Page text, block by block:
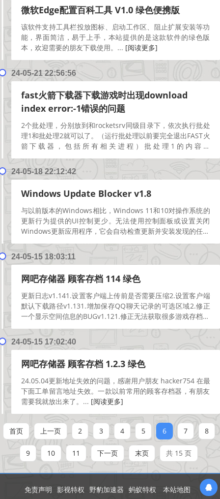
微软Edge配置百科工具 V1.0 绿色便携版
该软件支持工具栏投放图标、启动工作区、阻止扩展安装等功
能，界面简洁，易于上手，本站提供的是这款软件的绿色版
本，欢迎需要的朋友下载使用。... [阅读更多]
24-05-21 22:56:56
fast火箭下载器下载游戏时出现download
index error:-1错误的问题
2个批处理，分别放到和rocketsrv同级目录下，依次执行批处
理1和批处理2就可以了。（运行批处理以前要完全退出FAST火
箭下载器，包括所有相关进程）批处理1的内容：
@echo off &nbs...[阅读更多]
24-05-18 22:12:42
Windows Update Blocker v1.8
与以前版本的Windows相比，Windows 11和10对操作系统的
更新行为提供的UI控制更少。无法使用控制面板或设置关闭
Windows更新应用程序，它会自动检查更新并安装发现的任何
更新，无论您是否喜欢。这个新功能...[阅读更多]
24-05-15 18:03:11
网吧存储器 顾客存档 114 绿色
更新日志v1.141.设置客户端上传前是否需要压缩2.设置客户端
默认下载路径v1.131.增加保存QQ聊天记录的可选区域2.修正
一个显示空间信息的BUGv1.121.修正无法获取很多游戏存档的
BUG2.可自由显示三个...[阅读更多]
24-05-15 17:02:40
网吧存储器 顾客存档 1.2.3 绿色
24.05.04更新地址失效的问题，感谢用户朋友 hacker754 在最
下面工单留言地址失效。一款以前常用的顾客存档器，有朋友
需要我就放出来了。... [阅读更多]
首页 上一页 2 3 4 5 6 7 8
9 10 11 下一页 末页 共 15 页
免责声明 影视特权 野豹加速器 蚂蚁特权 本站地图